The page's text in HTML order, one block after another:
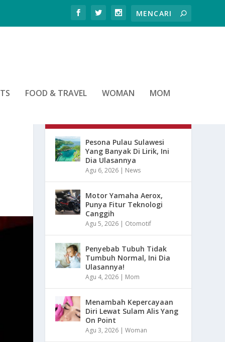
FOOD & TRAVEL WOMAN MOM
Pesona Pulau Sulawesi
Yang Banyak Di Lirik, Ini
Dia Ulasannya
Agu 6, 2026 | News
Motor Yamaha Aerox,
Punya Fitur Teknologi
Canggih
Agu 5, 2026 | Otomotif
Penyebab Tubuh Tidak
Tumbuh Normal, Ini Dia
Ulasannya!
Agu 4, 2026 | Mom
Menambah Kepercayaan
Diri Lewat Sulam Alis Yang
On Point
Agu 3, 2026 |Woman